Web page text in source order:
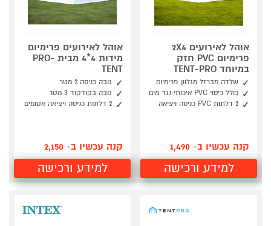
אוהל לאירועים 2X4
פרימיום PVC חזק
במיוחד TENT-PRO
שלדה מברזל מגלוון פרימיום
כולל כיסוי PVC איכותי נגד מים
2 דלתות PVC כניסה ויציאה
קנה עכשיו ב- 1,490
למידע ורכישה
אוהל לאירועים פרימיום
מידות 4*4 מבית PRO-
TENT
גובה כניסה 2 מטר
גובה בקודקוד 3 מטר
2 דלתות כניסה ויציאה אטומים
קנה עכשיו ב- 2,150
למידע ורכישה